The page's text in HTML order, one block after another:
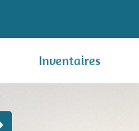
Inventaires